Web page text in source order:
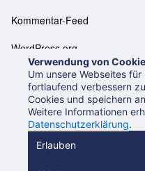
Kommentar-Feed
WordPress.org
Neues aus der UB
Verwendung von
Um unsere Webseites
fortlaufend verbessern
Cookies und speichern
Weitere Informationen
Datenschutzerklärung.
Erlauben